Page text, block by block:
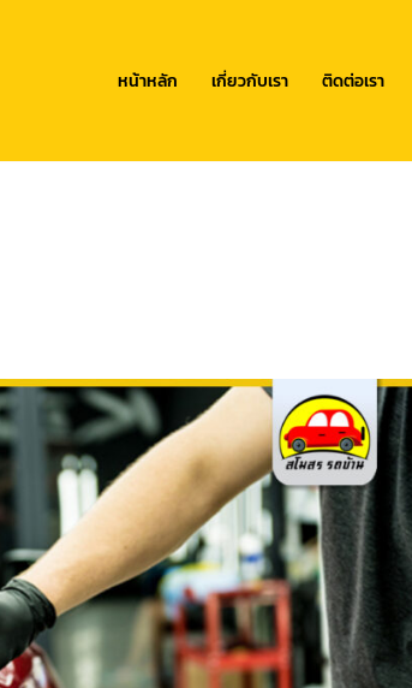
หน้าหลัก เกี่ยวกับเรา ติดต่อเรา